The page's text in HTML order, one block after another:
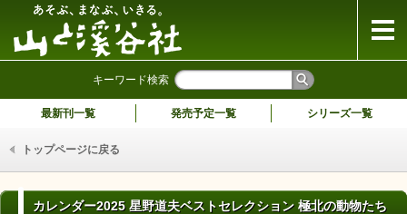
キーワード検索
最新刊一覧 発売予定一覧 シリーズ一覧
トップページに戻る
カレンダー2025 星野道夫ベストセレクション 極北の動物たち